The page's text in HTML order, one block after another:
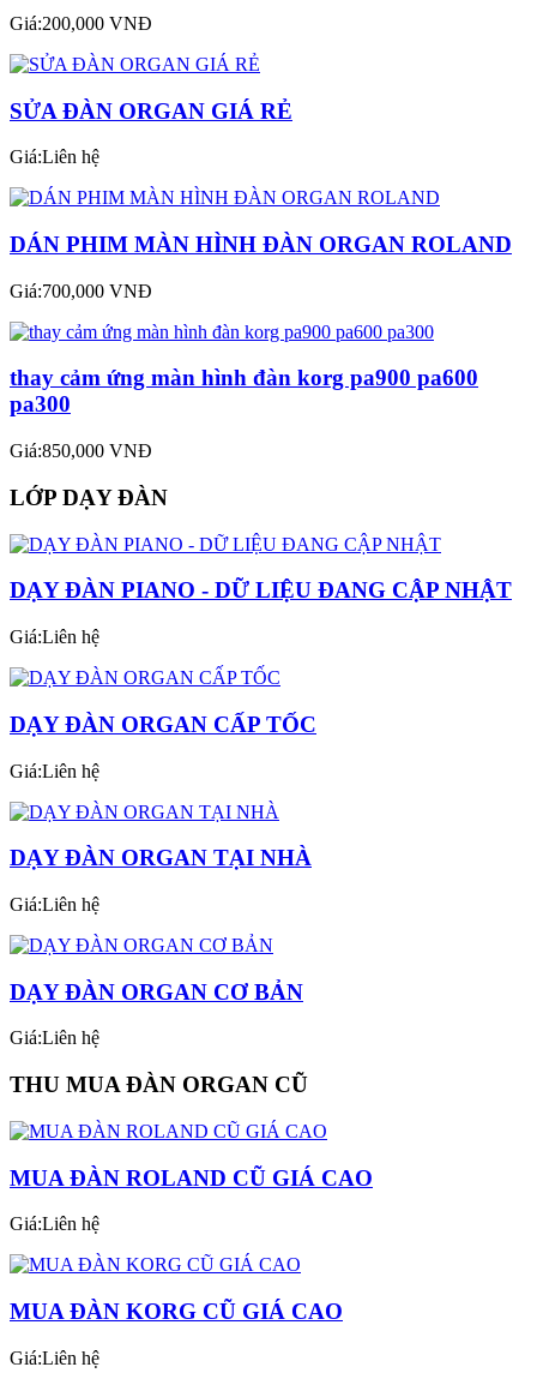
Giá:200,000 VNĐ
SỬA ĐÀN ORGAN GIÁ RẺ
Giá:Liên hệ
DÁN PHIM MÀN HÌNH ĐÀN ORGAN ROLAND
Giá:700,000 VNĐ
thay cảm ứng màn hình đàn korg pa900 pa600
pa300
Giá:850,000 VNĐ
LỚP DẠY ĐÀN
DẠY ĐÀN PIANO - DỮ LIỆU ĐANG CẬP NHẬT
Giá:Liên hệ
DẠY ĐÀN ORGAN CẤP TỐC
Giá:Liên hệ
DẠY ĐÀN ORGAN TẠI NHÀ
Giá:Liên hệ
DẠY ĐÀN ORGAN CƠ BẢN
Giá:Liên hệ
THU MUA ĐÀN ORGAN CŨ
MUA ĐÀN ROLAND CŨ GIÁ CAO
Giá:Liên hệ
MUA ĐÀN KORG CŨ GIÁ CAO
Giá:Liên hệ